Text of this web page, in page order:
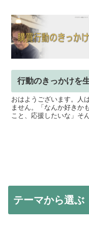
行動のきっかけを
おはようございます。人
ません。「なんか好きか
こと、応援したいな」そ
テーマから選ぶ